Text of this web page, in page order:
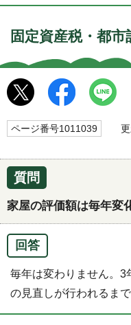
固定資産税・都市
ページ番号1011039 更
質問
家屋の評価額は毎年変
回答
毎年は変わりません。3
の見直しが行われるま